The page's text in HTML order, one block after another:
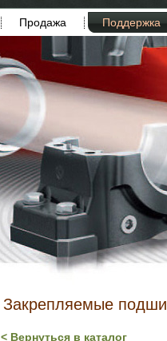
Продажа Поддержка
Закрепляемые
< Вернуться в каталог